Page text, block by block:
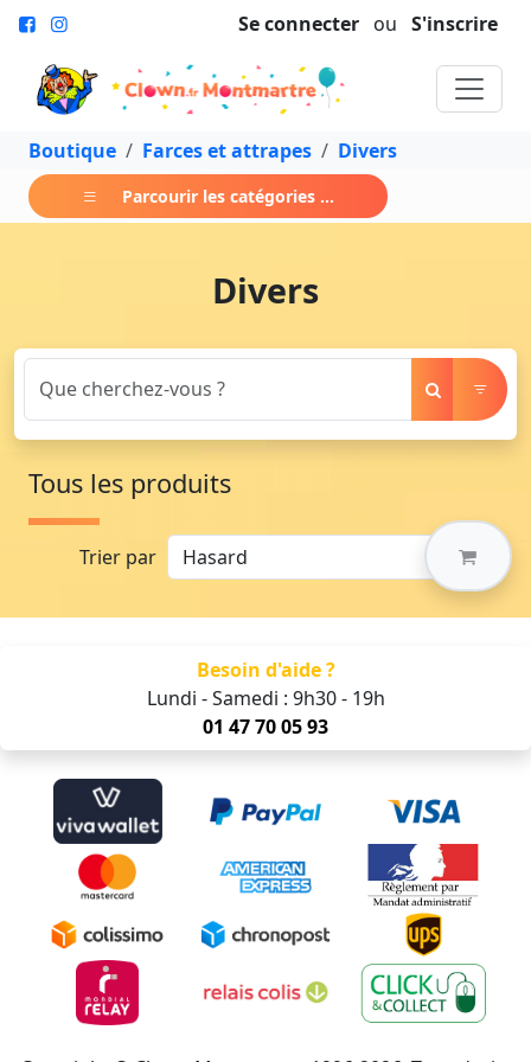
Se connecter ou S'inscrire
Boutique Farces et attrapes Divers
Parcourir les catégories ...
Divers
Tous les produits
Trier par
Besoin d'aide ?
Lundi - Samedi : 9h30 - 19h
01 47 70 05 93